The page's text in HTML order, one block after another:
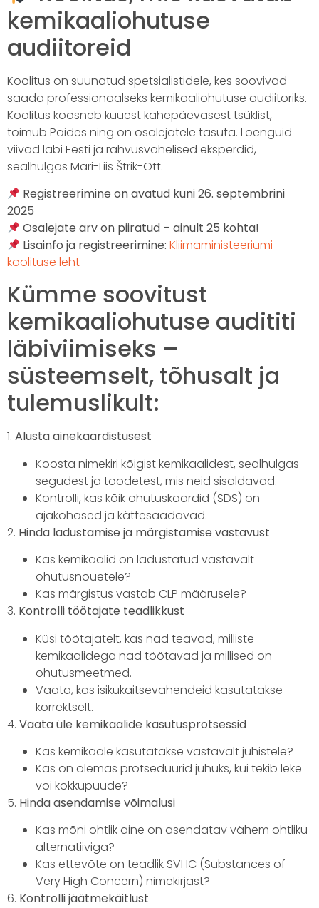
kemikaaliohutuse
audiitoreid
Koolitus on suunatud spetsialistidele, kes soovivad
saada professionaalseks kemikaaliohutuse audiitoriks.
Koolitus koosneb kuuest kahepäevasest tsüklist,
toimub Paides ning on osalejatele tasuta. Loenguid
viivad läbi Eesti ja rahvusvahelised eksperdid,
sealhulgas Mari-Liis Štrik-Ott.
Registreerimine on avatud kuni 26. septembrini
2025
Osalejate arv on piiratud – ainult 25 kohta!
Lisainfo ja registreerimine: Kliimaministeeriumi
koolituse leht
Kümme soovitust
kemikaaliohutuse audititi
läbiviimiseks –
süsteemselt, tõhusalt ja
tulemuslikult:
1. Alusta ainekaardistusest
Koosta nimekiri kõigist kemikaalidest, sealhulgas
segudest ja toodetest, mis neid sisaldavad.
Kontrolli, kas kõik ohutuskaardid (SDS) on
ajakohased ja kättesaadavad.
2. Hinda ladustamise ja märgistamise vastavust
Kas kemikaalid on ladustatud vastavalt
ohutusnõuetele?
Kas märgistus vastab CLP määrusele?
3. Kontrolli töötajate teadlikkust
Küsi töötajatelt, kas nad teavad, milliste
kemikaalidega nad töötavad ja millised on
ohutusmeetmed.
Vaata, kas isikukaitsevahendeid kasutatakse
korrektselt.
4. Vaata üle kemikaalide kasutusprotsessid
Kas kemikaale kasutatakse vastavalt juhistele?
Kas on olemas protseduurid juhuks, kui tekib leke
või kokkupuude?
5. Hinda asendamise võimalusi
Kas mõni ohtlik aine on asendatav vähem ohtliku
alternatiiviga?
Kas ettevõte on teadlik SVHC (Substances of
Very High Concern) nimekirjast?
6. Kontrolli jäätmekäitlust